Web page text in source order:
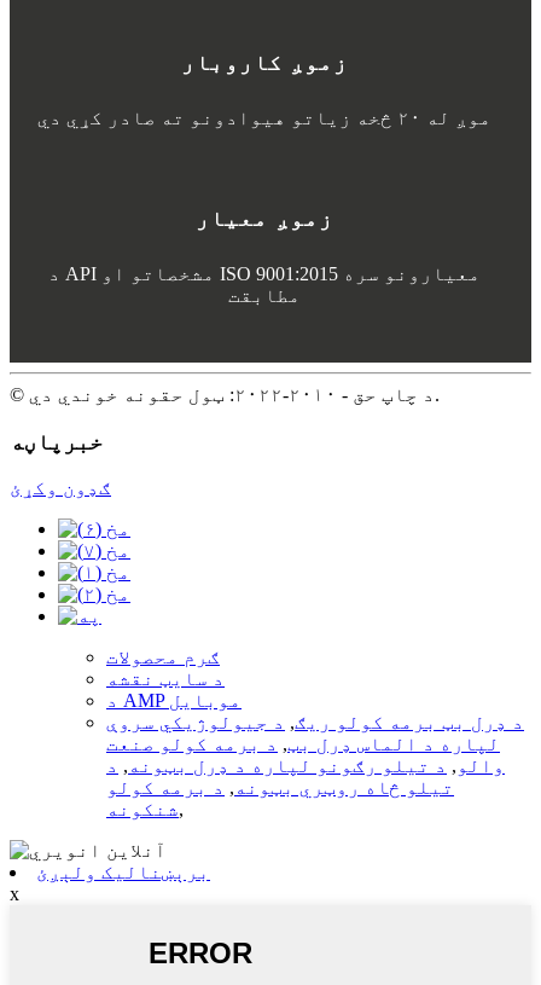
زموږ کاروبار
موږ له ۲۰ څخه زیاتو هیوادونو ته صادر کړي دي
زموږ معیار
د API مشخصاتو او ISO 9001:2015 معیارونو سره
مطابقت
© د چاپ حق - ۲۰۱۰-۲۰۲۲: ټول حقونه خوندي دي.
خبرپاڼه
ګډون وکړئ
ګرم محصولات
د سایټ نقشه
د AMP موبایل
د ډرل بټ برمه کولو ریګ, د جیولوژیکي سروې
لپاره د الماس ډرل بټ, د برمه کولو صنعت
والو , د تیلو رګونو لپاره د ډرل بټونه , د
تیلو څاه روټري بټونه , د برمه کولو
شنکونه,
برېښنالیک ولېږئ
x